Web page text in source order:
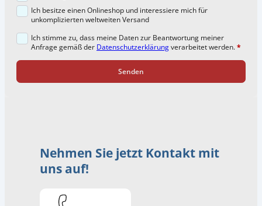
Ich besitze einen Onlineshop und interessiere mich für
unkomplizierten weltweiten Versand
Ich stimme zu, dass meine Daten zur Beantwortung meiner
Anfrage gemäß der Datenschutzerklärungverarbeitet werden. *
Senden
Nehmen Sie jetzt Kontakt mit
uns auf!